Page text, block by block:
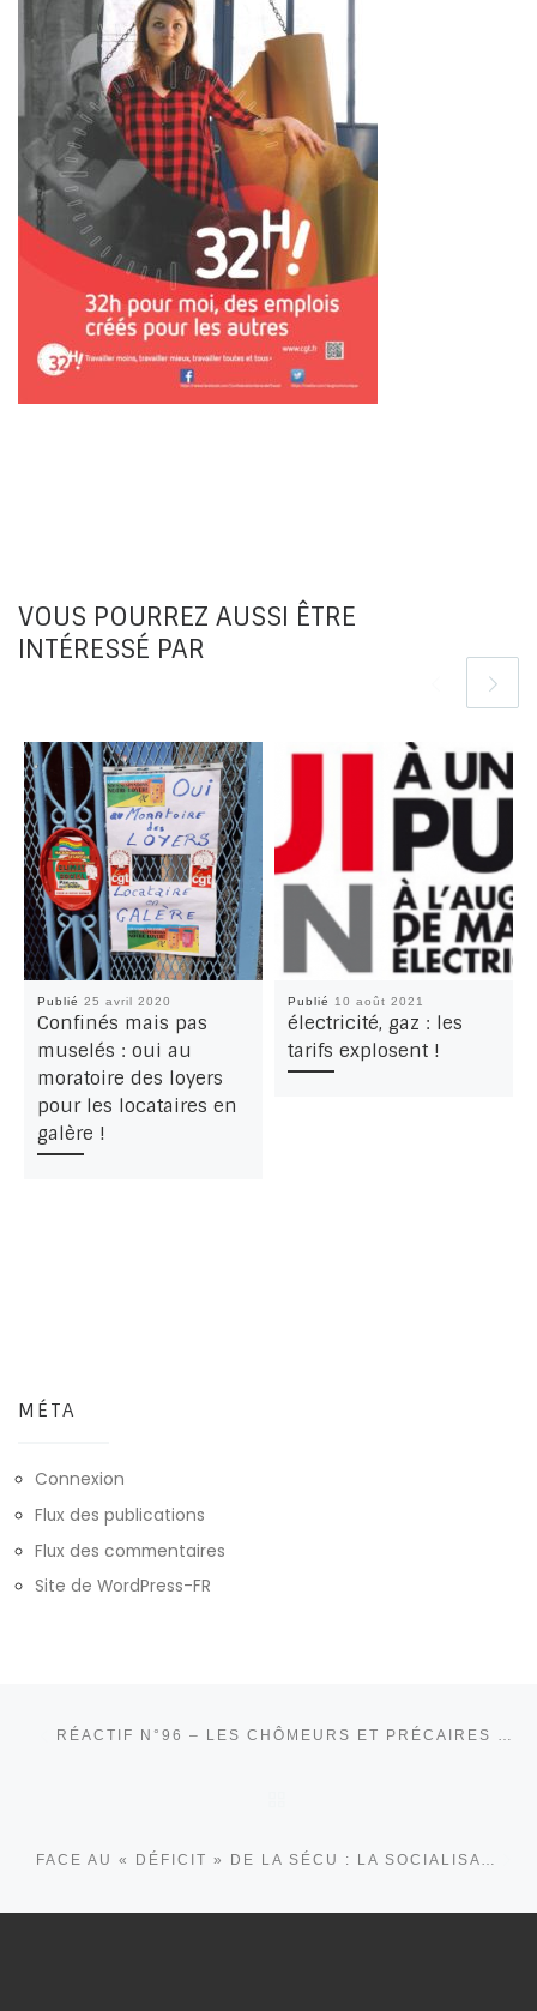
VOUS POURREZ AUSSI ÊTRE
INTÉRESSÉ PAR
Publié25 avril 2020
Confinés mais pas
muselés : oui au
moratoire des loyers
pour les locataires en
galère !
Publié 10 août 2021
électricité, gaz : les
tarifs explosent !
MÉTA
Connexion
Flux des publications
Flux des commentaires
Site de WordPress-FR
Parcourir les articles
RÉACTIF N°96 – LES CHÔMEURS ET PRÉCAIRES FACE À LA CRISE DU CORONAVIRUS